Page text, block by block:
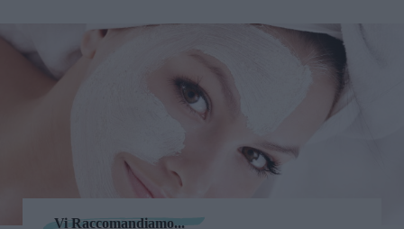
Vi Raccomandiamo...